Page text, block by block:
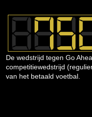
De wedstrijd tegen Go
competitiewedstrijd
van het betaald voetbal.